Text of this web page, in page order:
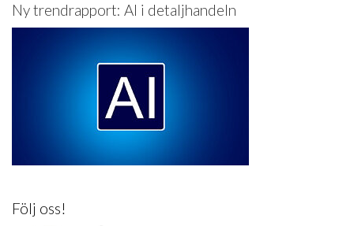
Ny trendrapport: AI i detaljhandeln
Följ oss!